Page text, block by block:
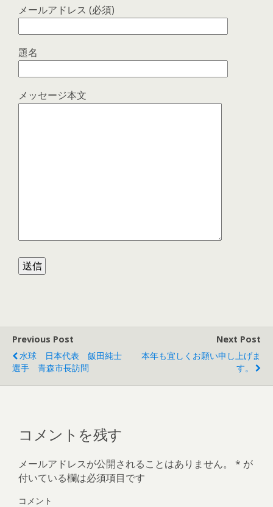
メールアドレス (必須)
題名
メッセージ本文
Previous Post
水球 日本代表 飯田純士
選手 青森市長訪問
Next Post
本年も宜しくお願い申し上げま
す。
コメントを残す
メールアドレスが公開されることはありません。 * が
付いている欄は必須項目です
コメント